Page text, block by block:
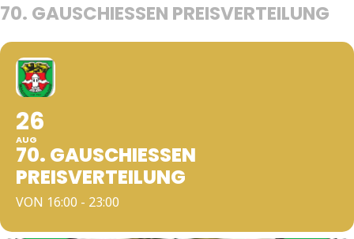
70. GAUSCHIESSEN PREISVERTEILUNG
26
AUG
70. GAUSCHIESSEN P
REISVERTEILUNG
VON 16:00 - 23:00